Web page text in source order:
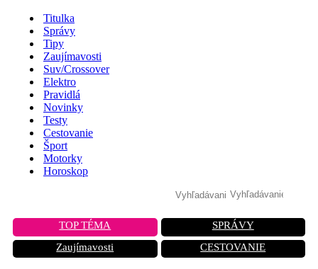
Titulka
Správy
Tipy
Zaujímavosti
Suv/Crossover
Elektro
Pravidlá
Novinky
Testy
Cestovanie
Šport
Motorky
Horoskop
TOP TÉMA
SPRÁVY
Zaujímavosti
CESTOVANIE